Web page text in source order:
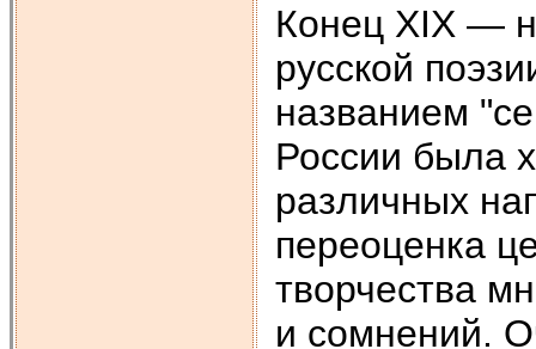
Конец XIX —
русской
названием
России была
различных
переоценка
творчества
и сомнений.